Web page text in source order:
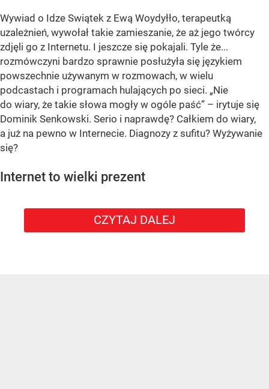
Wywiad o Idze Swiątek z Ewą Woydyłło, terapeutką
uzależnień, wywołał takie zamieszanie, że aż jego twórcy
zdjęli go z Internetu. I jeszcze się pokajali. Tyle że...
rozmówczyni bardzo sprawnie posłużyła się językiem
powszechnie używanym w rozmowach, w wielu
podcastach i programach hulających po sieci. „Nie
do wiary, że takie słowa mogły w ogóle paść” – irytuje się
Dominik Senkowski. Serio i naprawdę? Całkiem do wiary,
a już na pewno w Internecie. Diagnozy z sufitu? Wyżywanie
się?
Internet to wielki prezent
CZYTAJ DALEJ